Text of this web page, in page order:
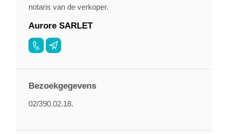
notaris van de verkoper.
Aurore SARLET
Bezoekgegevens
02/390.02.18.